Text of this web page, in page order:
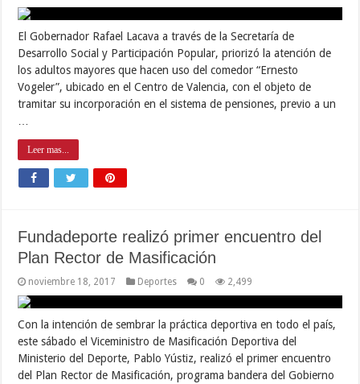
El Gobernador Rafael Lacava a través de la Secretaría de
Desarrollo Social y Participación Popular, priorizó la atención de
los adultos mayores que hacen uso del comedor “Ernesto
Vogeler”, ubicado en el Centro de Valencia, con el objeto de
tramitar su incorporación en el sistema de pensiones, previo a un
Leer mas...
Fundadeporte realizó primer encuentro del
Plan Rector de Masificación
noviembre 18, 2017 Deportes 0 2,499
Con la intención de sembrar la práctica deportiva en todo el país,
este sábado el Viceministro de Masificación Deportiva del
Ministerio del Deporte, Pablo Yústiz, realizó el primer encuentro
del Plan Rector de Masificación, programa bandera del Gobierno